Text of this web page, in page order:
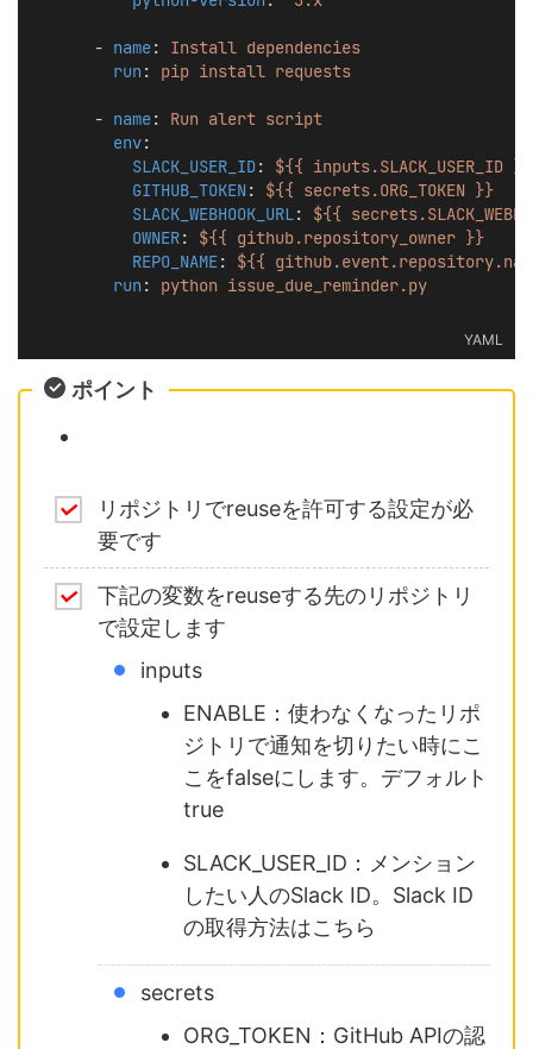
      -
name: Install dependencies
run: pip install requests
      -
name: Run alert script
env:
SLACK_USER_ID: ${{ inputs.SLACK_USER_ID }}
GITHUB_TOKEN: ${{ secrets.ORG_TOKEN }}
SLACK_WEBHOOK_URL: ${{
OWNER: ${{ github.repository_owner }}
REPO_NAME: ${{
run: python issue_due_reminder.py
YAML
ポイント
リポジトリでreuseを許可する設定が必
要です
下記の変数をreuseする先のリポジトリ
で設定します
inputs
ENABLE：使わなくなったリポ
ジトリで通知を切りたい時にこ
こをfalseにします。デフォルト
true
SLACK_USER_ID：メンション
したい人のSlack ID。Slack ID
の取得方法はこちら
secrets
ORG_TOKEN：GitHub APIの認